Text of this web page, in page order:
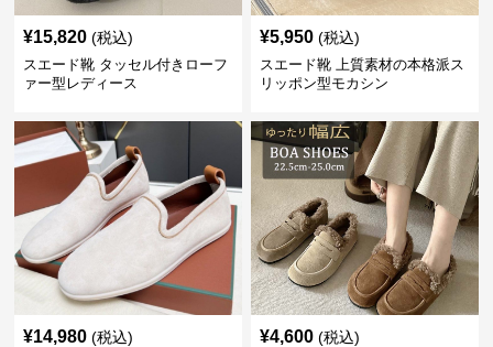
¥15,820 (税込)
スエード靴 タッセル付きローフ
ァー型レディース
¥5,950 (税込)
スエード靴 上質素材の本格派ス
リッポン型モカシン
¥14,980 (税込) ¥4,600 (税込)